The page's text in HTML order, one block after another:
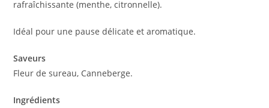
rafraîchissante (menthe, citronnelle).
Idéal pour une pause délicate et aromatique.
Saveurs
Fleur de sureau, Canneberge.
Ingrédients